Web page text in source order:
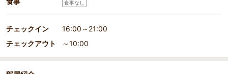
食事なし
チェックイン
16:00～21:00
チェックアウト
～10:00